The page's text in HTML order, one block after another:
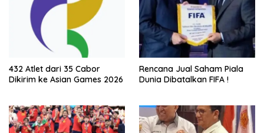
432 Atlet dari 35 Cabor
Dikirim ke Asian Games 2026
Rencana Jual Saham Piala
Dunia Dibatalkan FIFA !